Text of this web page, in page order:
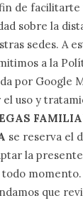
de facilitarte
sobre la
sedes. A
a la
por Google
uso y
se reserva el
la
todo
que